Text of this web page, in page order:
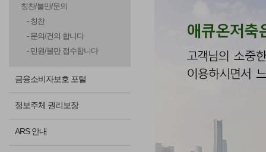
칭찬/불만/문의
- 칭찬
- 문의/건의 합니다
- 민원/불만 접수합니다
금융소비자보호 포털
정보주체 권리보장
ARS 안내